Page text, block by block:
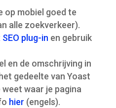
op mobiel goed te
alle zoekverkeer).
plug-in en gebruik
en de omschrijving in
gedeelte van Yoast
waar je pagina
hier (engels).